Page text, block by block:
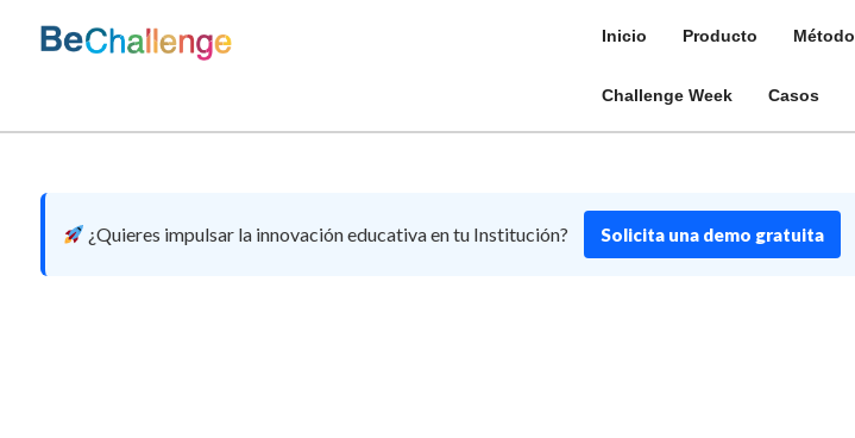
Inicio Producto Método
Challenge Week Casos
¿Quieres impulsar la innovación educativa en tu Institución? Solicita una demo gratuita